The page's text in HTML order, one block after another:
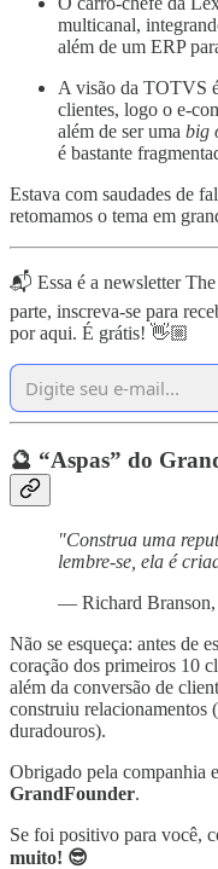
multicanal,
além de um ERP
A visão da TOTVS
clientes, logo o e-
além de ser uma big
é bastante
Estava com saudades de
retomamos o tema em
📬 Essa é a newsletter
parte, inscreva-se para
por aqui. É grátis! 👋🏼
🔮 “Aspas” do
"Construa uma
lembre-se, ela é
— Richard
Não se esqueça: antes de
coração dos primeiros 10
além da conversão de
construiu relacionamentos
duradouros).
Obrigado pela companhia
GrandFounder.
Se foi positivo para você,
muito! 😎